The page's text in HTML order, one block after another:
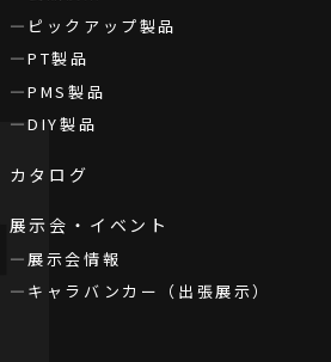
ピックアップ製品
PT製品
PMS製品
DIY製品
カタログ
展示会・イベント
展示会情報
キャラバンカー（出張展示）